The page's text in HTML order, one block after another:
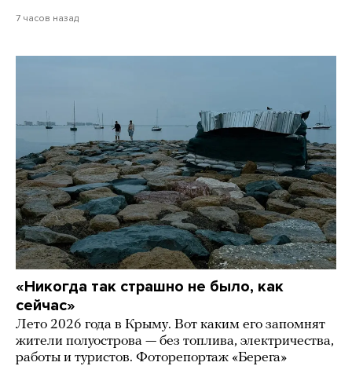
7 часов назад
«Никогда так страшно не было, как
сейчас»
Лето 2026 года в Крыму. Вот каким его запомнят
жители полуострова — без топлива, электричества,
работы и туристов. Фоторепортаж «Берега»